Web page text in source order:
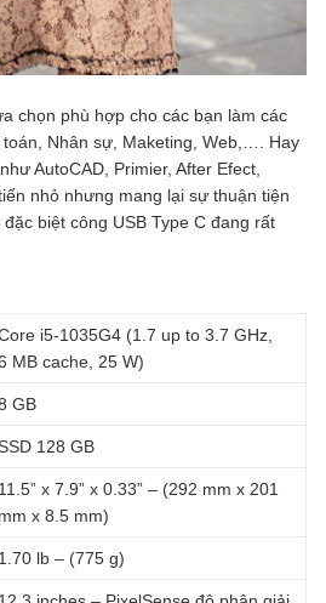
chọn phù hợp cho các bạn làm các
Nhân sự, Maketing, Web,…. Hay
AutoCAD, Primier, After Efect,
nhỏ nhưng mang lại sự thuận tiện
biệt công USB Type C đang rất
i5-1035G4 (1.7 up to 3.7 GHz,
MB cache, 25 W)
GB
128 GB
11.5” x 7.9” x 0.33” – (292 mm x 201
mm x 8.5 mm)
1.70 lb – (775 g)